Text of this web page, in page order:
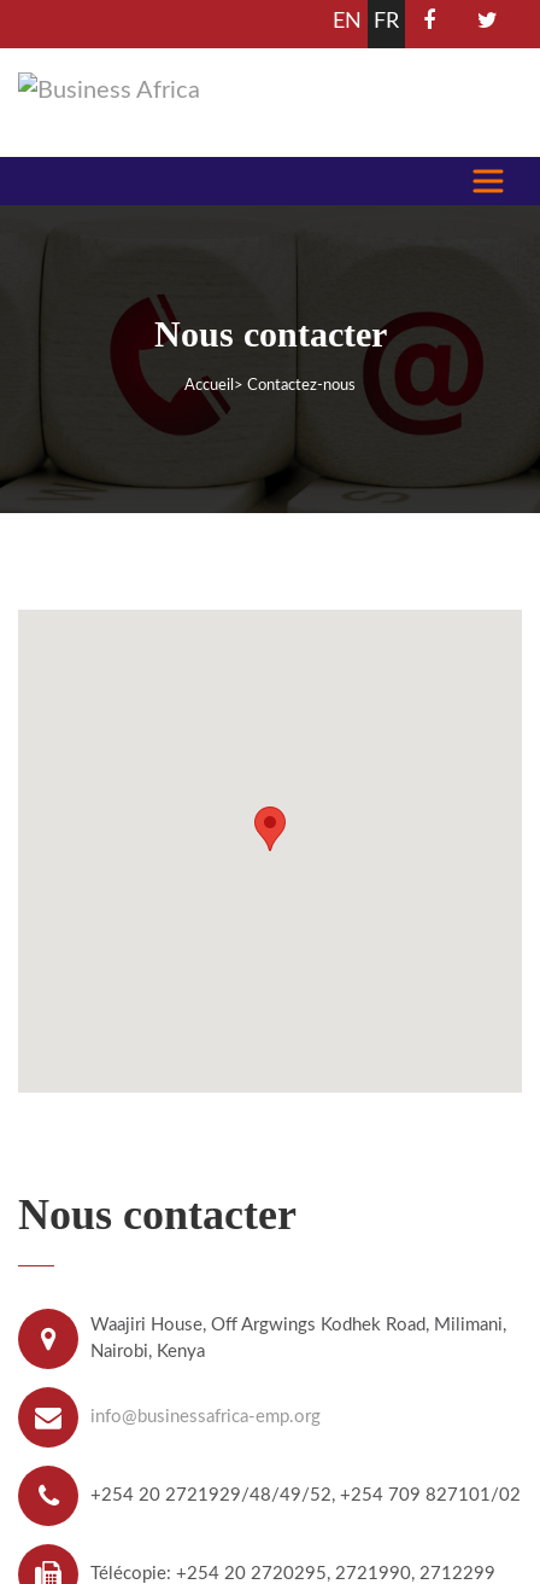
EN FR
Nous contacter
Accueil > Contactez-nous
Nous contacter
Waajiri House, Off Argwings Kodhek Road, Milimani,
Nairobi, Kenya
info@businessafrica-emp.org
+254 20 2721929/48/49/52, +254 709 827101/02
Télécopie: +254 20 2720295, 2721990, 2712299